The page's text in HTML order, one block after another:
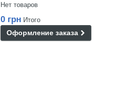
Нет товаров
0 грн Итого
Оформление заказа